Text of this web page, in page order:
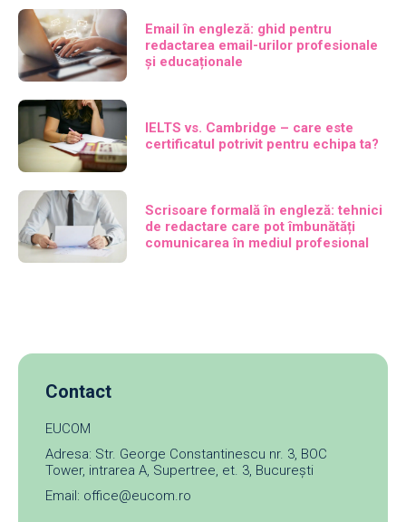
Email în engleză: ghid pentru
redactarea email-urilor profesionale
și educaționale
IELTS vs. Cambridge – care este
certificatul potrivit pentru echipa ta?
Scrisoare formală în engleză: tehnici
de redactare care pot îmbunătăți
comunicarea în mediul profesional
Contact
EUCOM
Adresa: Str. George Constantinescu nr. 3, BOC
Tower, intrarea A, Supertree, et. 3, București
Email: office@eucom.ro